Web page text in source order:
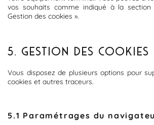
vos souhaits comme indiqué à la
Gestion des cookies ».
5. GESTION DES COOKIES
Vous disposez de plusieurs options pour
cookies et autres traceurs.
5.1 Paramétrages du